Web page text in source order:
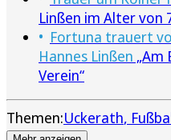
Linßen im Alter von
Fortuna trauert
Hannes Linßen „Am
Verein“
Themen:Uckerath